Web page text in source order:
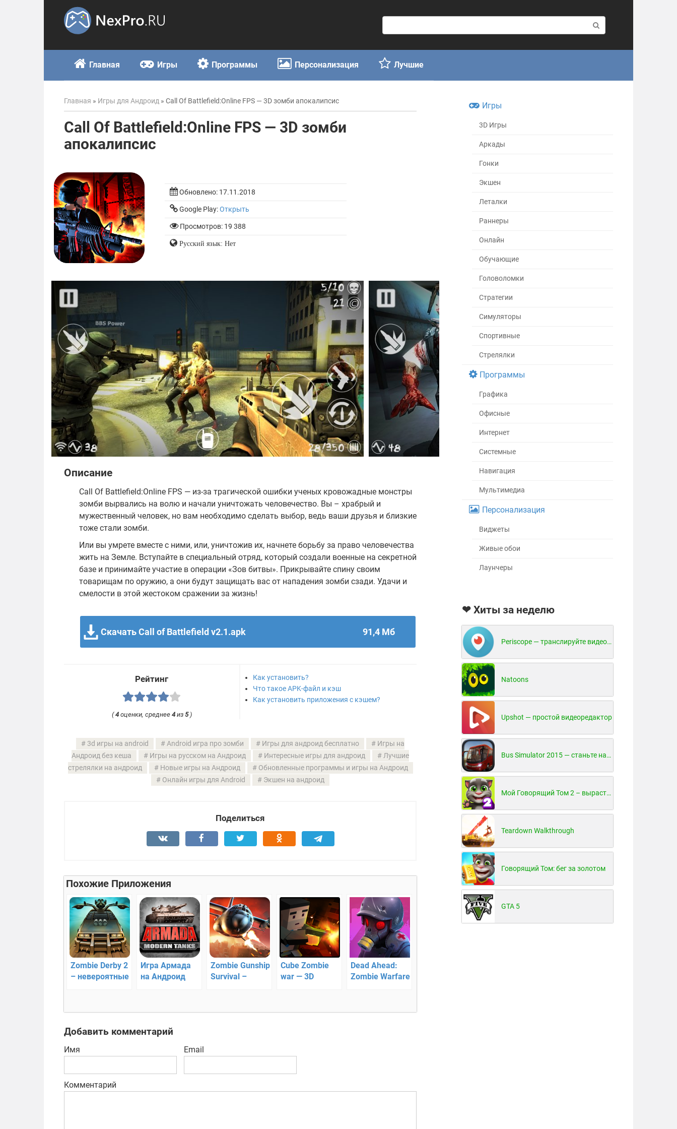
о
с
к
:
Главная Игры Программы Персонализация Лучшие
Главная » Игры для Андроид » Call Of Battlefield:Online FPS — 3D зомби апокалипсис
Call Of Battlefield:Online FPS — 3D зомби
апокалипсис
Обновлено: 17.11.2018
Google Play:Открыть
Просмотров: 19 388
Русский язык: Нет
Описание
Call Of Battlefield:Online FPS — из-за трагической ошибки ученых кровожадные монстры
зомби вырвались на волю и начали уничтожать человечество. Вы – храбрый и
мужественный человек, но вам необходимо сделать выбор, ведь ваши друзья и близкие
тоже стали зомби.
Или вы умрете вместе с ними, или, уничтожив их, начнете борьбу за право человечества
жить на Земле. Вступайте в специальный отряд, который создали военные на секретной
базе и принимайте участие в операции «Зов битвы». Прикрывайте спину своим
товарищам по оружию, а они будут защищать вас от нападения зомби сзади. Удачи и
смелости в этой жестоком сражении за жизнь!
Скачать Call of Battlefield v2.1.apk 91,4 Мб
Рейтинг
(4оценки, среднее 4из 5)
Как установить?
Что такое APK-файл и кэш
Как установить приложения с кэшем?
3d игры на android Android игра про зомби Игры для андроид бесплатно
Игры на
Андроид без кеша
Игры на русском на Андроид Интересные игры для андроид
Лучшие
стрелялки на андроид
Новые игры на Андроид
Обновленные программы и игры на Андроид
Онлайн игры для Android
Экшен на андроид
Поделиться
Похожие Приложения
Zombie Derby 2
– невероятные
Игра Армада
на Андроид
Zombie Gunship
Survival –
воздуха!
Cube Zombie
war — 3D
Dead Ahead:
Zombie Warfare
Добавить комментарий
Имя Email
Комментарий
Игры
3D Игры
Аркады
Гонки
Экшен
Леталки
Раннеры
Онлайн
Обучающие
Головоломки
Стратегии
Симуляторы
Спортивные
Стрелялки
Программы
Графика
Офисные
Интернет
Системные
Навигация
Мультимедиа
Персонализация
Виджеты
Живые обои
Лаунчеры
❤ Хиты за неделю
Periscope — транслируйте видео в реальном времени!
Natoons
Upshot — простой видеоредактор
Bus Simulator 2015 — станьте настоящим водителем автобуса!
Мой Говорящий Том 2 – вырасти и воспитай своего котенка
Teardown Walkthrough
Говорящий Том: бег за золотом
GTA 5